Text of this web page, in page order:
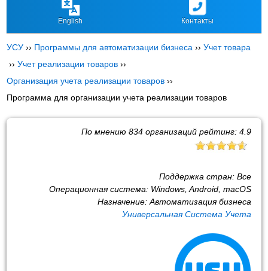
English Контакты
УСУ ›› Программы для автоматизации бизнеса ››Учет товара
››Учет реализации товаров ››
Организация учета реализации товаров ››
Программа для организации учета реализации товаров
По мнению 834организаций рейтинг: 4.9
Поддержка стран: Все
Операционная система: Windows, Android, macOS
Назначение: Автоматизация бизнеса
Универсальная Система Учета